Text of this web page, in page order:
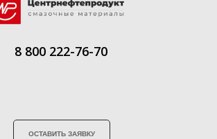
8 800 222-76-70
ОСТАВИТЬ ЗАЯВКУ